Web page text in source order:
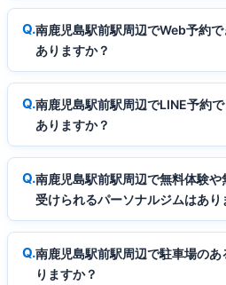
南鹿児島駅前駅周辺でWeb予約
ありますか？
南鹿児島駅前駅周辺でLINE予約
ありますか？
南鹿児島駅前駅周辺で無料体験
受けられるパーソナルジムはあり
南鹿児島駅前駅周辺で駐車場の
りますか？